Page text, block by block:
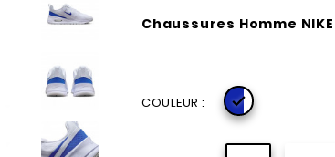
Chaussures Homme NIKE
COULEUR : 